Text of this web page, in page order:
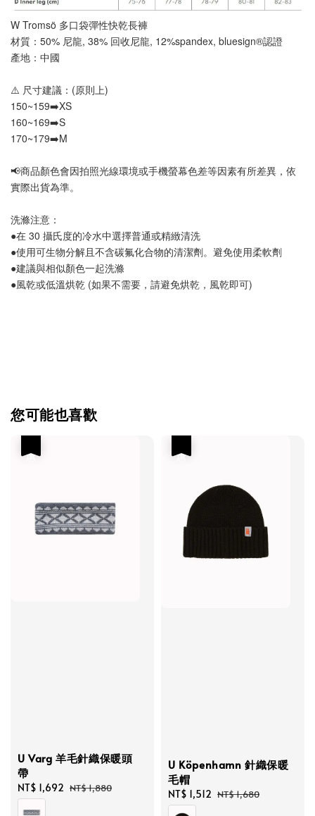
W Tromsö 多口袋彈性快乾長褲
材質：50% 尼龍, 38% 回收尼龍, 12%spandex, bluesign®認證
產地：中國
⚠️ 尺寸建議：(原則上)
150~159➡️XS
160~169➡️S
170~179➡️M
📢商品顏色會因拍照光線環境或手機螢幕色差等因素有所差異，依
實際出貨為準。
洗滌注意：
●在 30 攝氏度的冷水中選擇普通或精緻清洗
●使用可生物分解且不含碳氟化合物的清潔劑。避免使用柔軟劑
●建議與相似顏色一起洗滌
●風乾或低溫烘乾 (如果不需要，請避免烘乾，風乾即可)
您可能也喜歡
U Varg 羊毛針織保暖頭
帶
Sale
price
NT$ 1,692 Regular
NT$ 1,880
U Köpenhamn 針織保暖
毛帽
Sale
price
NT$ 1,512 Regular
NT$ 1,680